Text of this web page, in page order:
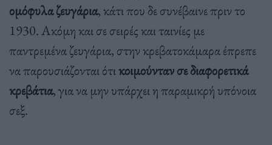
ομόφυλα ζευγάρια, κάτι που δε συνέβαινε πριν το
1930. Ακόμη και σε σειρές και ταινίες με
παντρεμένα ζευγάρια, στην κρεβατοκάμαρα έπρεπε
να παρουσιάζονται ότικοιμούνταν σε διαφορετικά
κρεβάτια, για να μην υπάρχει η παραμικρή υπόνοια
σεξ.